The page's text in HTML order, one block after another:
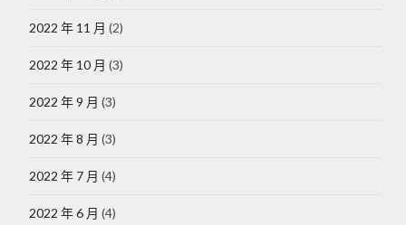
2022 年 11 月 (2)
2022 年 10 月 (3)
2022 年 9 月 (3)
2022 年 8 月 (3)
2022 年 7 月 (4)
2022 年 6 月 (4)